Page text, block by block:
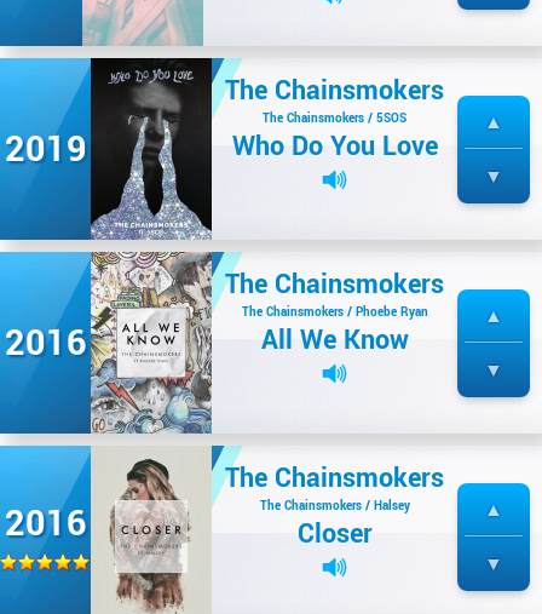
2019
The Chainsmokers
The Chainsmokers / 5SOS
Who Do You Love
2016
The Chainsmokers
The Chainsmokers / Phoebe Ryan
All We Know
2016
The Chainsmokers
The Chainsmokers / Halsey
Closer